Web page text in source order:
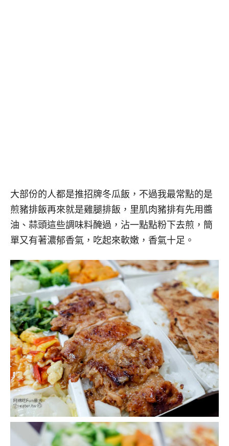
大部份的人都是推招牌冬瓜飯，不過我最常點的是
煎豬排飯再來就是雞腿排飯，里肌肉豬排有先用醬
油、蒜頭這些調味料醃過，沾一點點粉下去煎，簡
單又有著濃郁香氣，吃起來軟嫩，香氣十足。